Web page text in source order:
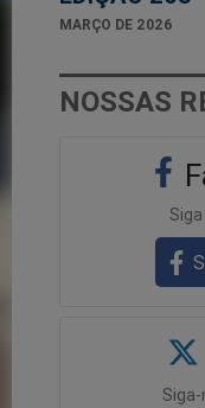
MARÇO DE 2026
NOSSAS